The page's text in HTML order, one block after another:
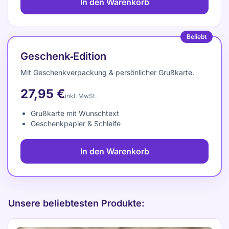
In den Warenkorb
Beliebt
Geschenk‑Edition
Mit Geschenkverpackung & persönlicher Grußkarte.
27,95 €inkl. MwSt.
Grußkarte mit Wunschtext
Geschenkpapier & Schleife
In den Warenkorb
Unsere beliebtesten Produkte: